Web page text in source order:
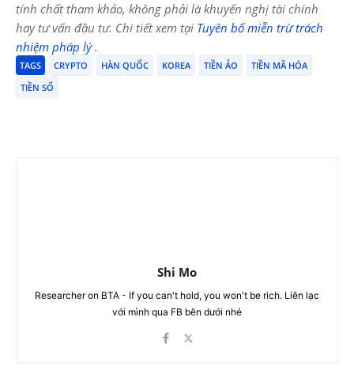
tính chất tham khảo, không phải là khuyến nghị tài chính
hay tư vấn đầu tư. Chi tiết xem tại Tuyên bố miễn trừ trách
nhiệm pháp lý.
TAGS CRYPTO HÀN QUỐC KOREA TIỀN ẢO
TIỀN MÃ HÓA
TIỀN SỐ
Shi Mo
Researcher on BTA - If you can't hold, you won't be rich. Liên lạc
với mình qua FB bên dưới nhé